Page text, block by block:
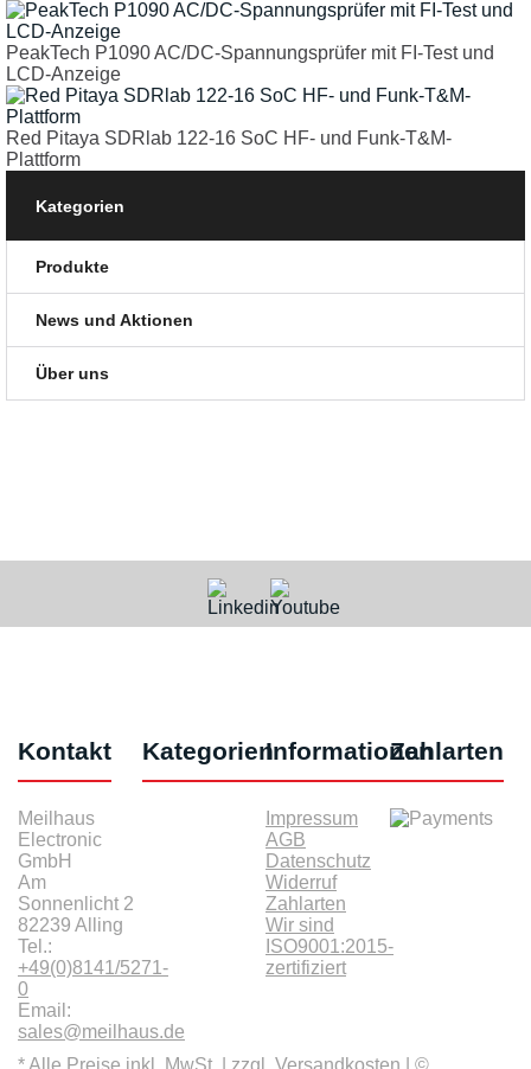
PeakTech P1090 AC/DC-Spannungsprüfer mit FI-Test und
LCD-Anzeige
Red Pitaya SDRlab 122-16 SoC HF- und Funk-T&M-
Plattform
Kategorien
Produkte
News und Aktionen
Über uns
Kontakt
Meilhaus
Electronic
GmbH
Am
Sonnenlicht 2
82239 Alling
Tel.:
+49(0)8141/5271-
0
Email:
sales@meilhaus.de
KategorienInformationen
Impressum
AGB
Datenschutz
Widerruf
Zahlarten
Wir sind
ISO9001:2015-
zertifiziert
Zahlarten
* Alle Preise inkl. MwSt. | zzgl. Versandkosten | ©